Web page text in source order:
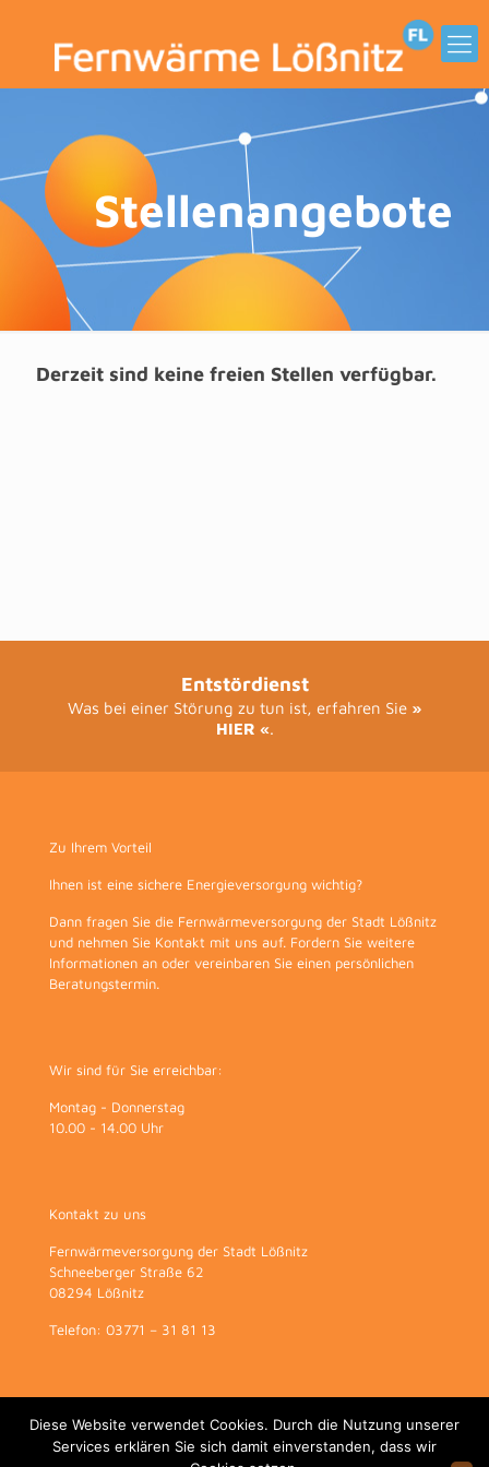
Stellenangebote
Derzeit sind keine freien Stellen verfügbar.
Entstördienst
Was bei einer Störung zu tun ist, erfahren Sie »
HIER «.
Zu Ihrem Vorteil
Ihnen ist eine sichere Energieversorgung wichtig?
Dann fragen Sie die Fernwärmeversorgung der Stadt Lößnitz
und nehmen Sie Kontakt mit uns auf. Fordern Sie weitere
Informationen an oder vereinbaren Sie einen persönlichen
Beratungstermin.
Wir sind für Sie erreichbar:
Montag - Donnerstag
10.00 - 14.00 Uhr
Kontakt zu uns
Fernwärmeversorgung der Stadt Lößnitz
Schneeberger Straße 62
08294 Lößnitz
Telefon: 03771 – 31 81 13
© 2022 Fernwärmeversorgung der Stadt
Diese Website verwendet Cookies. Durch die Nutzung unserer
Services erklären Sie sich damit einverstanden, dass wir